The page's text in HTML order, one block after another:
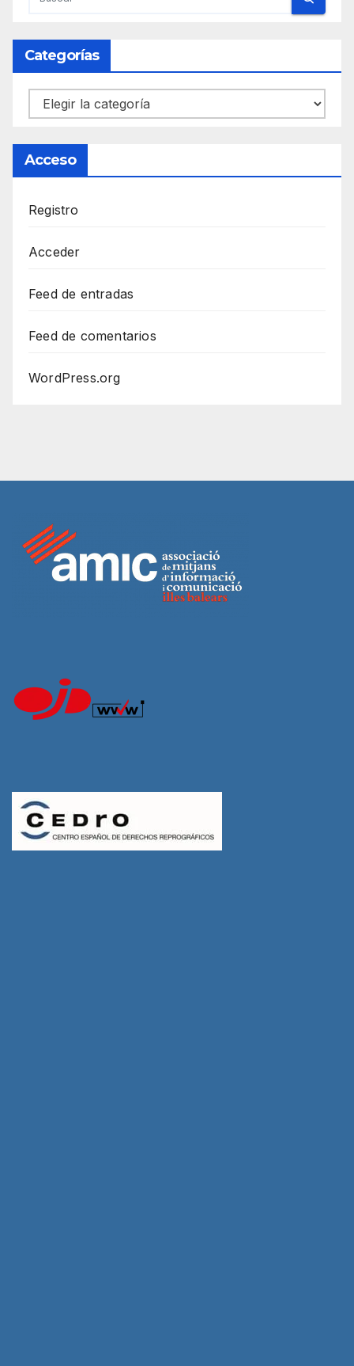
Categorías
Categorías
Acceso
Registro
Acceder
Feed de entradas
Feed de comentarios
WordPress.org